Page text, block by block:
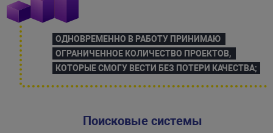
ОДНОВРЕМЕННО В РАБОТУ ПРИНИМАЮ
ОГРАНИЧЕННОЕ КОЛИЧЕСТВО ПРОЕКТОВ,
КОТОРЫЕ СМОГУ ВЕСТИ БЕЗ ПОТЕРИ КАЧЕСТВА;
Поисковые системы